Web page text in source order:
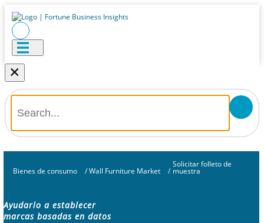
×
Bienes de consumo / Wall Furniture Market /
Solicitar folleto de
muestra
Ayudarlo a establecer
marcas basadas en datos